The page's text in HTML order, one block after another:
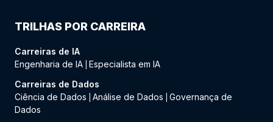
TRILHAS POR CARREIRA
Carreiras de IA
Engenharia de IA Especialista em IA
Carreiras de Dados
Ciência de Dados
Análise de Dados
Governança de
Dados